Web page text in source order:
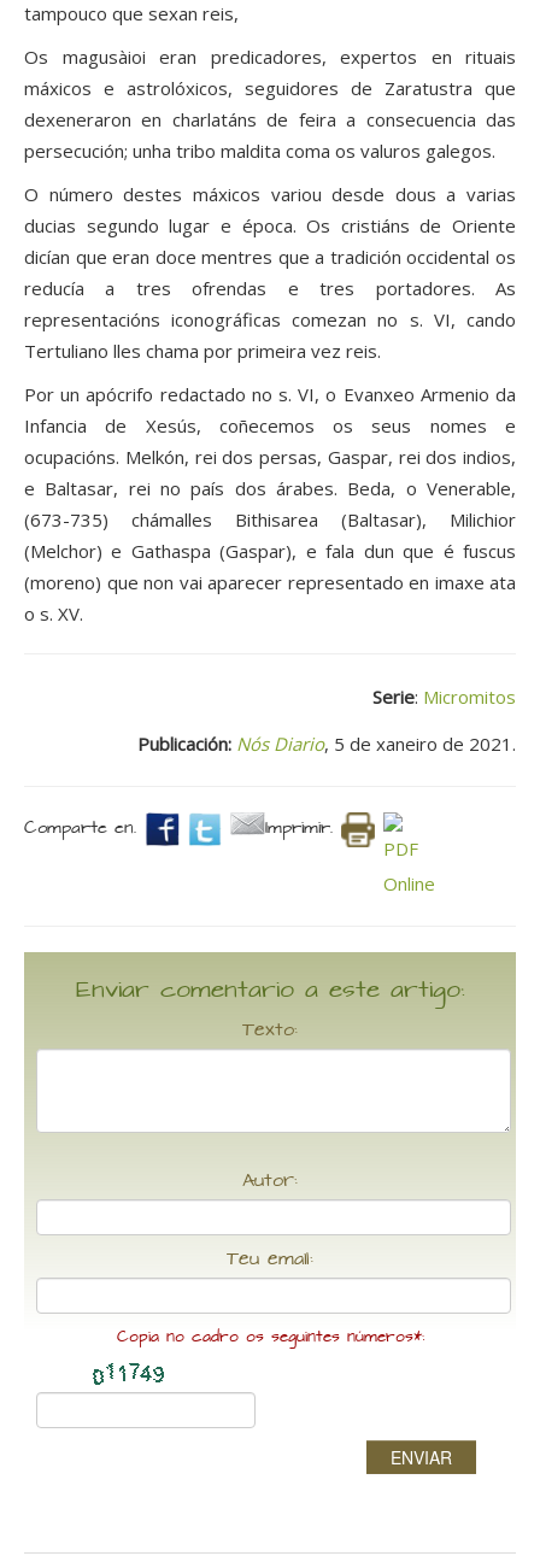
tampouco que sexan reis,
Os magusàioi eran predicadores, expertos en rituais
máxicos e astrolóxicos, seguidores de Zaratustra que
dexeneraron en charlatáns de feira a consecuencia das
persecución; unha tribo maldita coma os valuros galegos.
O número destes máxicos variou desde dous a varias
ducias segundo lugar e época. Os cristiáns de Oriente
dicían que eran doce mentres que a tradición occidental os
reducía a tres ofrendas e tres portadores. As
representacións iconográficas comezan no s. VI, cando
Tertuliano lles chama por primeira vez reis.
Por un apócrifo redactado no s. VI, o Evanxeo Armenio da
Infancia de Xesús, coñecemos os seus nomes e
ocupacións. Melkón, rei dos persas, Gaspar, rei dos indios,
e Baltasar, rei no país dos árabes. Beda, o Venerable,
(673-735) chámalles Bithisarea (Baltasar), Milichior
(Melchor) e Gathaspa (Gaspar), e fala dun que é fuscus
(moreno) que non vai aparecer representado en imaxe ata
o s. XV.
Serie: Micromitos
Publicación: Nós Diario, 5 de xaneiro de 2021.
Comparte en. Imprimir.
Enviar comentario a este artigo:
Texto:
Autor:
Teu email:
Copia no cadro os seguintes números*:
ENVIAR